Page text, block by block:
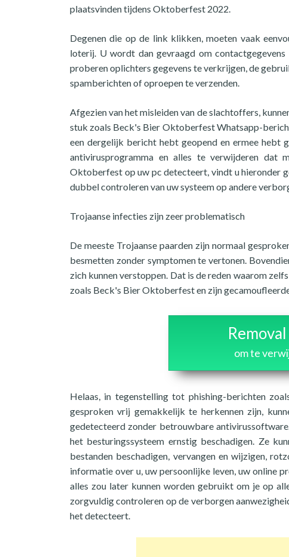
plaatsvinden tijdens Oktoberfest 2022.
Degenen die op de link klikken, moeten vaak
loterij. U wordt dan gevraagd om
proberen oplichters gegevens te verkrijgen, de
spamberichten of oproepen te verzenden.
Afgezien van het misleiden van de slachtoffers,
stuk zoals Beck's Bier Oktoberfest Whatsapp-
een dergelijk bericht hebt geopend en ermee hebt
antivirusprogramma en alles te verwijderen
Oktoberfest op uw pc detecteert, vindt u hieronder
dubbel controleren van uw systeem op andere
Trojaanse infecties zijn zeer problematisch
De meeste Trojaanse paarden zijn normaal
besmetten zonder symptomen te vertonen.
zich kunnen verstoppen. Dat is de reden waarom
zoals Beck's Bier Oktoberfest en zijn
om te
Helaas, in tegenstelling tot phishing-berichten
gesproken vrij gemakkelijk te herkennen zijn,
gedetecteerd zonder betrouwbare
het besturingssysteem ernstig beschadigen. Ze
bestanden beschadigen, vervangen en wijzigen,
informatie over u, uw persoonlijke leven, uw online
alles zou later kunnen worden gebruikt om je op
zorgvuldig controleren op de verborgen
het detecteert.